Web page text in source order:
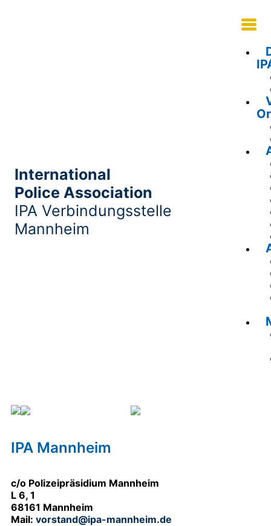
International
Police Association
IPA Verbindungsstelle
Mannheim
IPA Mannheim
c/o Polizeipräsidium Mannheim
L 6, 1
68161 Mannheim
Mail: vorstand@ipa-mannheim.de